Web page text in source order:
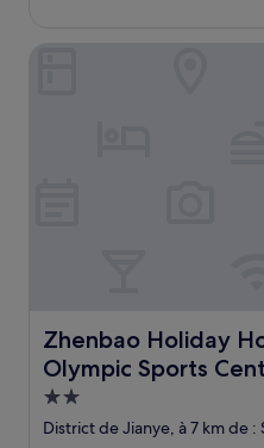
Zhenbao Holiday
Olympic Sports
Zhenbao Holiday Hotel
Hébergement
2.0 étoiles
District de Jianye, à 7 km de
Zhenbao Holiday Hotel